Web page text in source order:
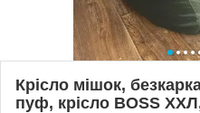
Крісло мішок,
пуф, крісло BOSS